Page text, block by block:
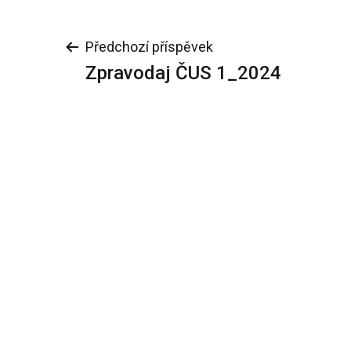
Navigace
Předchozí příspěvek
Zpravodaj ČUS 1_2024